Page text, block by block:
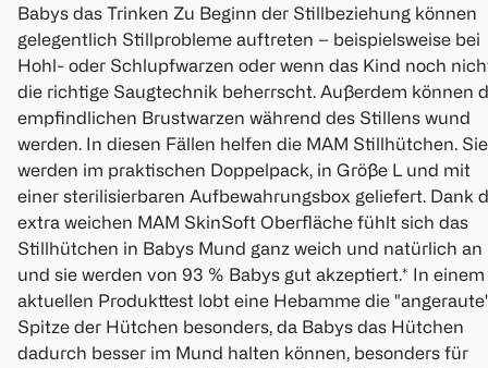
Babys das Trinken Zu Beginn der Stillbeziehung können
gelegentlich Stillprobleme auftreten – beispielsweise bei
Hohl- oder Schlupfwarzen oder wenn das Kind noch
die richtige Saugtechnik beherrscht. Außerdem können
empfindlichen Brustwarzen während des Stillens wund
werden. In diesen Fällen helfen die MAM Stillhütchen. Sie
werden im praktischen Doppelpack, in Größe L und mit
einer sterilisierbaren Aufbewahrungsbox geliefert. Dank
extra weichen MAM SkinSoft Oberfläche fühlt sich das
Stillhütchen in Babys Mund ganz weich und natürlich an
und sie werden von 93 % Babys gut akzeptiert.* In einem
aktuellen Produkttest lobt eine Hebamme die
Spitze der Hütchen besonders, da Babys das Hütchen
dadurch besser im Mund halten können, besonders für